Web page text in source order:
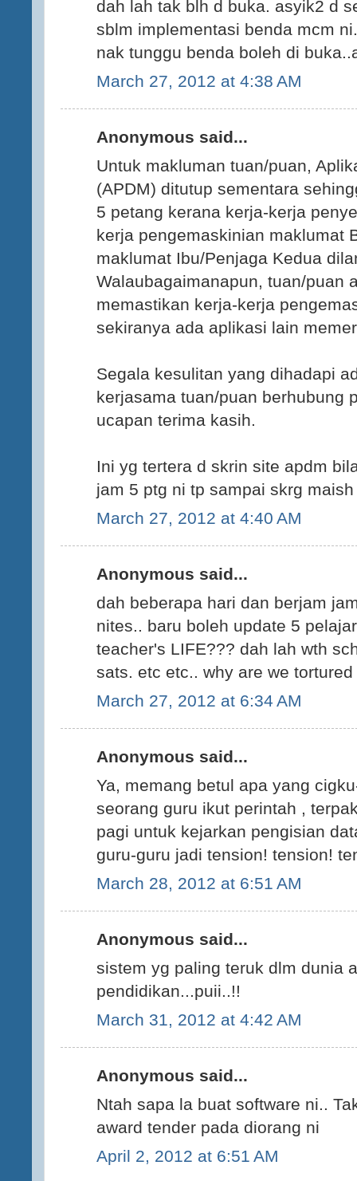
dah lah tak blh d buka. asyik2 d
sblm implementasi benda mcm
nak tunggu benda boleh di
March 27, 2012 at 4:38 AM
Anonymous said...
Untuk makluman tuan/puan,
(APDM) ditutup sementara
5 petang kerana kerja-kerja
kerja pengemaskinian maklumat
maklumat Ibu/Penjaga Kedua
Walaubagaimanapun, tuan/puan
memastikan kerja-kerja
sekiranya ada aplikasi lain
Segala kesulitan yang dihadapi
kerjasama tuan/puan berhubung
ucapan terima kasih.
Ini yg tertera d skrin site apdm
jam 5 ptg ni tp sampai skrg
March 27, 2012 at 4:40 AM
Anonymous said...
dah beberapa hari dan berjam
nites.. baru boleh update 5
teacher's LIFE??? dah lah wth
sats. etc etc.. why are we
March 27, 2012 at 6:34 AM
Anonymous said...
Ya, memang betul apa yang
seorang guru ikut perintah ,
pagi untuk kejarkan pengisian
guru-guru jadi tension! tension!
March 28, 2012 at 6:51 AM
Anonymous said...
sistem yg paling teruk dlm dunia
pendidikan...puii..!!
March 31, 2012 at 4:42 AM
Anonymous said...
Ntah sapa la buat software ni..
award tender pada diorang ni
April 2, 2012 at 6:51 AM